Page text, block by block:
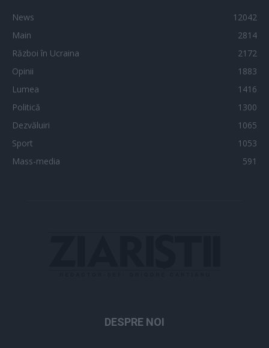
News
12042
Main
2814
Război în Ucraina
2172
Opinii
1883
Lumea
1416
Politică
1300
Dezvăluiri
1065
Sport
1053
Mass-media
591
DESPRE NOI